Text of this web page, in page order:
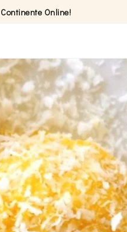
Online!